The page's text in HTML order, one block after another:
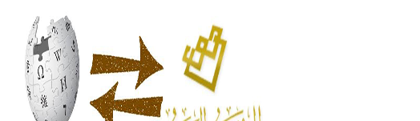
أربعة مؤلفات هي: الحكم، الأدلة، تنظيم
التغذية، ورسالته في جروح الرأس.
ويعود له الفضل بأنه حرر الطب من
الدين والفلسفة.
- هل تعلم أن المرجان إفراز حيواني